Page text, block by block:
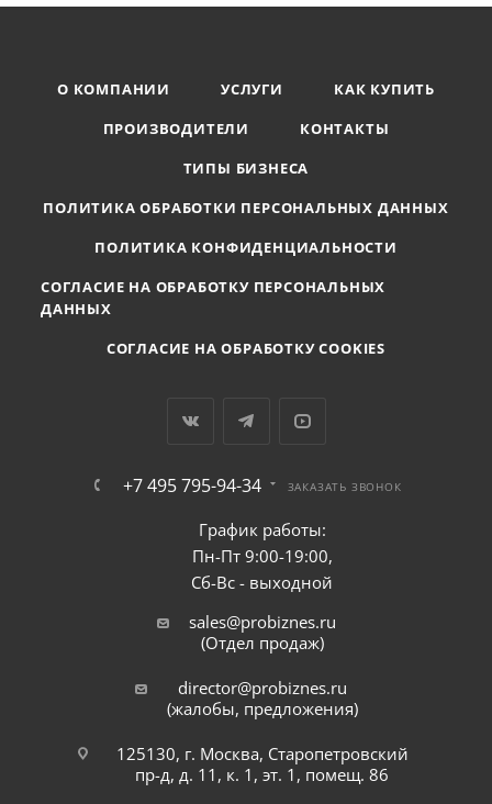
О КОМПАНИИ УСЛУГИ
КАК КУПИТЬ
ПРОИЗВОДИТЕЛИ
КОНТАКТЫ
ТИПЫ БИЗНЕСА
ПОЛИТИКА ОБРАБОТКИ ПЕРСОНАЛЬНЫХ ДАННЫХ
ПОЛИТИКА КОНФИДЕНЦИАЛЬНОСТИ
СОГЛАСИЕ НА ОБРАБОТКУ ПЕРСОНАЛЬНЫХ
ДАННЫХ
СОГЛАСИЕ НА ОБРАБОТКУ COOKIES
+7 495 795-94-34 ЗАКАЗАТЬ ЗВОНОК
График работы:
Пн-Пт 9:00-19:00,
Сб-Вс - выходной
sales@probiznes.ru
(Отдел продаж)
director@probiznes.ru
(жалобы, предложения)
125130, г. Москва, Старопетровский
пр-д, д. 11, к. 1, эт. 1, помещ. 86